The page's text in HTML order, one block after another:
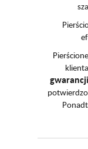
gwarancji